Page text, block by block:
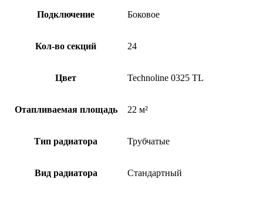
Подключение Боковое
Кол-во секций 24
Цвет Technoline 0325 TL
Отапливаемая площадь 22 м²
Тип радиатора Трубчатые
Вид радиатора Стандартный